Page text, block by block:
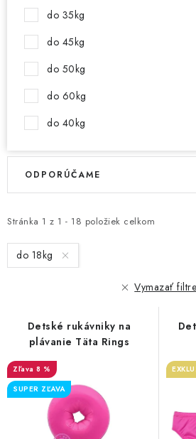
do 35kg
do 45kg
do 50kg
do 60kg
do 40kg
ý
i
s
p
k
t
Stránka 1 z 1 - 18 položiek celkom
R
e
n
i
d
u
k
ODPORÚČAME
do 18kg
Vymazať filtre
Detské rukávniky na
plávanie Täta Rings
8 %
SUPER ZĽAVA